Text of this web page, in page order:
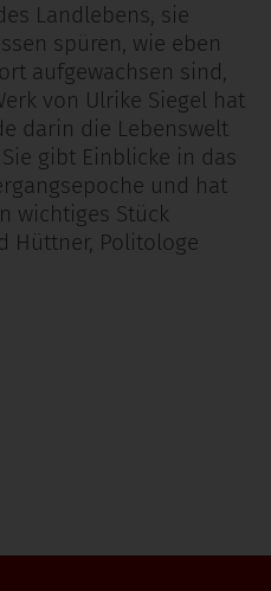
Landlebens, sie
spüren, wie eben
aufgewachsen sind,
von Ulrike Siegel hat
darin die Lebenswelt
gibt Einblicke in das
und hat
wichtiges Stück
Hüttner, Politologe